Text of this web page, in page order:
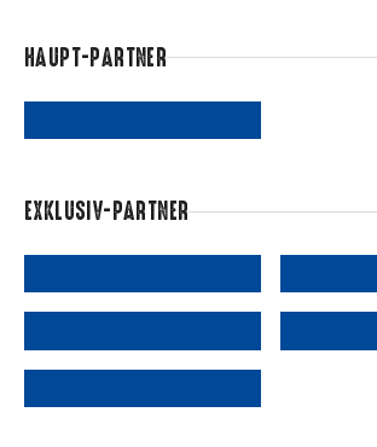
HAUPT-PARTNER
EXKLUSIV-PARTNER